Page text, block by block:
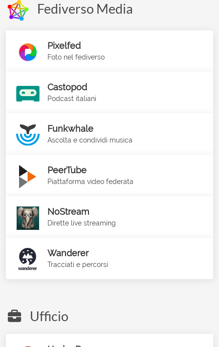
Fediverso Media
Pixelfed
Foto nel fediverso
Castopod
Podcast italiani
Funkwhale
Ascolta e condividi musica
PeerTube
Piattaforma video federata
NoStream
Dirette live streaming
Wanderer
Tracciati e percorsi
Ufficio